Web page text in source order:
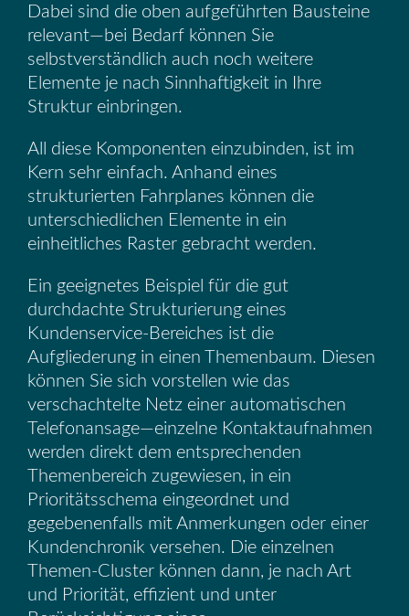
Dabei sind die oben aufgeführten Bausteine
relevant—bei Bedarf können Sie
selbstverständlich auch noch weitere
Elemente je nach Sinnhaftigkeit in Ihre
Struktur einbringen.
All diese Komponenten einzubinden, ist im
Kern sehr einfach. Anhand eines
strukturierten Fahrplanes können die
unterschiedlichen Elemente in ein
einheitliches Raster gebracht werden.
Ein geeignetes Beispiel für die gut
durchdachte Strukturierung eines
Kundenservice-Bereiches ist die
Aufgliederung in einen Themenbaum. Diesen
können Sie sich vorstellen wie das
verschachtelte Netz einer automatischen
Telefonansage—einzelne Kontaktaufnahmen
werden direkt dem entsprechenden
Themenbereich zugewiesen, in ein
Prioritätsschema eingeordnet und
gegebenenfalls mit Anmerkungen oder einer
Kundenchronik versehen. Die einzelnen
Themen-Cluster können dann, je nach Art
und Priorität, effizient und unter